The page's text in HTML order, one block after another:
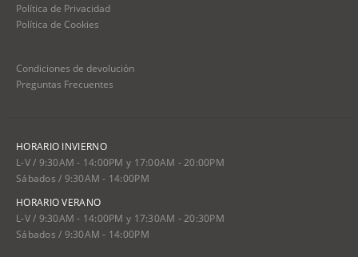
Política de Privacidad
Política de Cookies
Condiciones de devolución
Preguntas Frecuentes
HORARIO INVIERNO
L-V / 9:30AM - 14:00PM y 17:00AM - 20:00PM
Sábados / 9:30AM - 14:00PM
HORARIO VERANO
L-V / 9:30AM - 14:00PM y 17:30AM - 20:30PM
Sábados / 9:30AM - 14:00PM